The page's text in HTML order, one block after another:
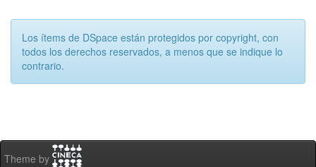
Los ítems de DSpace están protegidos por copyright, con
todos los derechos reservados, a menos que se indique lo
contrario.
Theme by